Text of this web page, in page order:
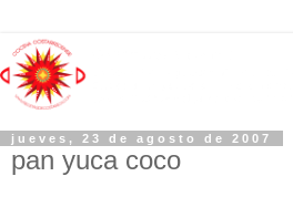
jueves, 23 de agosto de 2007
pan yuca coco